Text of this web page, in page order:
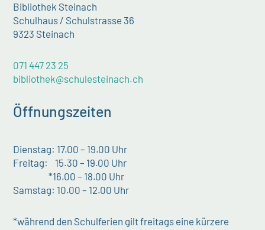
Bibliothek Steinach
Schulhaus / Schulstrasse 36
9323 Steinach
071 447 23 25
bibliothek@schulesteinach.ch
Öffnungszeiten
Dienstag: 17.00 – 19.00 Uhr
Freitag: 15.30 – 19.00 Uhr
*16.00 – 18.00 Uhr
Samstag: 10.00 – 12.00 Uhr
*während den Schulferien gilt freitags eine kürzere